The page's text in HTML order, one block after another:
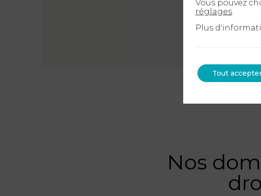
Nos
Vous pouvez
réglages
Plus
Tout